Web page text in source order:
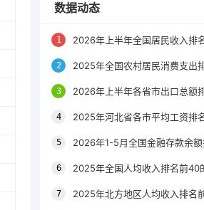
数据动态
2026年上半年全国居民收入排名前
2025年全国农村居民消费支出排名前
2026年上半年各省市出口总额
2025年河北省各市平均工资排
2026年1-5月全国金融存款余额排名前
2025年全国人均收入排名前40
2025年北方地区人均收入排名前20